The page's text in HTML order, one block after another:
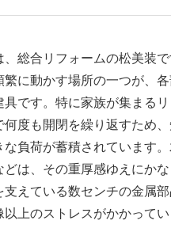
、総合リフォームの松美装
繁に動かす場所の一つが、各
です。特に家族が集まるリ
何度も開閉を繰り返すため
な負荷が蓄積されています
どは、その重厚感ゆえにか
支えている数センチの金属
以上のストレスがかかって